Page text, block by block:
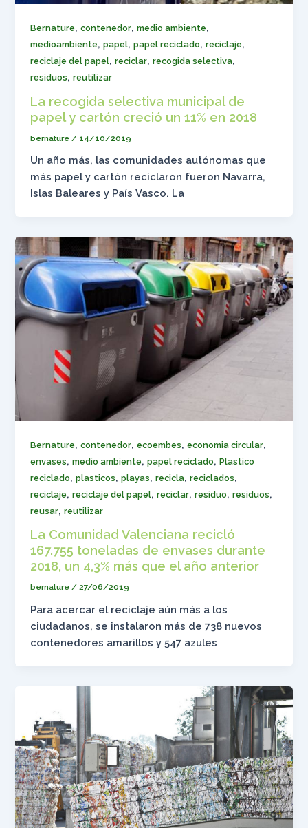
Bernature,contenedor,medio ambiente,
medioambiente,papel,papel reciclado,reciclaje,
reciclaje del papel,reciclar,recogida selectiva,
residuos,reutilizar
La recogida selectiva municipal de
papel y cartón creció un 11% en 2018
bernature /14/10/2019
Un año más, las comunidades autónomas que
más papel y cartón reciclaron fueron Navarra,
Islas Baleares y País Vasco. La
Bernature,contenedor,ecoembes,economia circular,
envases,medio ambiente,papel reciclado,Plastico
reciclado,plasticos,playas,recicla,reciclados,
reciclaje,reciclaje del papel,reciclar,residuo,residuos,
reusar,reutilizar
La Comunidad Valenciana recicló
167.755 toneladas de envases durante
2018, un 4,3% más que el año anterior
bernature/27/06/2019
Para acercar el reciclaje aún más a los
ciudadanos, se instalaron más de 738 nuevos
contenedores amarillos y 547 azules